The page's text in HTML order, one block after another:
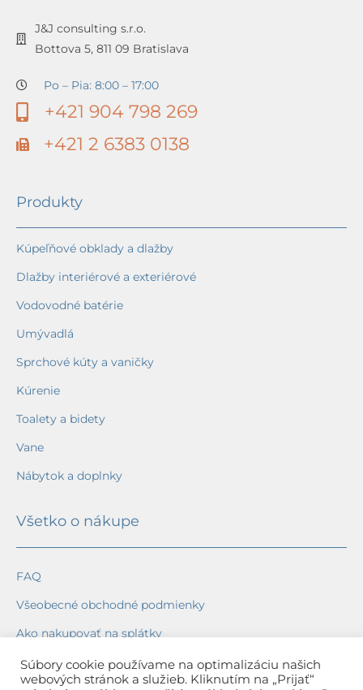
J&J consulting s.r.o.
Bottova 5, 811 09 Bratislava
Po – Pia: 8:00 – 17:00
+421 904 798 269
+421 2 6383 0138
Produkty
Kúpeľňové obklady a dlažby
Dlažby interiérové a exteriérové
Vodovodné batérie
Umývadlá
Sprchové kúty a vaničky
Kúrenie
Toalety a bidety
Vane
Nábytok a doplnky
Všetko o nákupe
FAQ
Všeobecné obchodné podmienky
Ako nakupovať na splátky
Ochrana osobných údajov
Súbory cookie používame na optimalizáciu našich
webových stránok a služieb. Kliknutím na „Prijať“